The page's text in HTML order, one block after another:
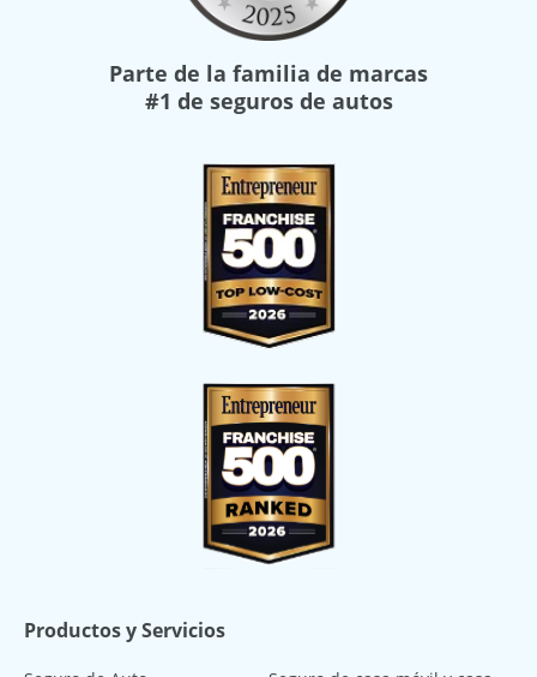
Parte de la familia de marcas
#1 de seguros de autos
Productos y Servicios